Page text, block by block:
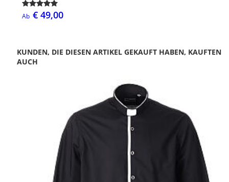
Ab € 49,00
KUNDEN, DIE DIESEN ARTIKEL GEKAUFT HABEN, KAUFTEN
AUCH